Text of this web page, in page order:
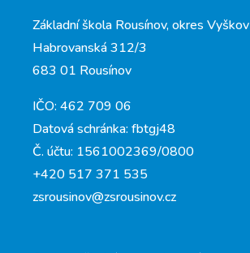
Základní škola Rousínov, okres Vyškov
Habrovanská 312/3
683 01 Rousínov
IČO: 462 709 06
Datová schránka: fbtgj48
Č. účtu: 1561002369/0800
+420 517 371 535
zsrousinov@zsrousinov.cz